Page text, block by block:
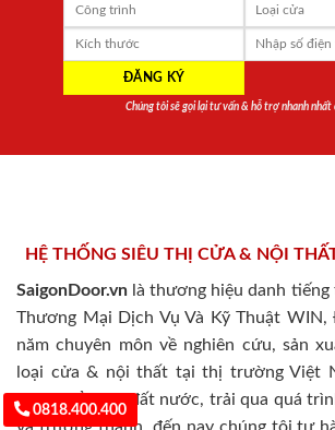
Chúng tôi sẽ gọi lại tư vấn & hỗ trợ nhanh nhất
HỆ THỐNG SIÊU THỊ CỬA & NỘI
SaigonDoor.vn là thương hiệu danh tiếng
Thương Mại Dịch Vụ Và Kỹ Thuật
năm chuyên môn về nghiên cứu, sản
loại cửa & nội thất tại thị trường Việt
phát triển của đất nước, trải qua quá
và trưởng thành, đến nay chúng tôi tự
0818.400.400